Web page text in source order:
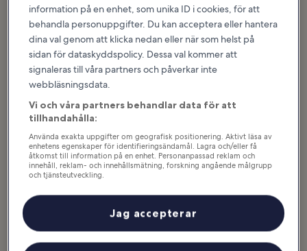
Att tro att en coffeeshop är ett kafé är ett vanligt misstag som
många gör när de besöker Amsterdam. Stadens coffeeshops är
någonting annat än traditionella kaféer. Några av dem säljer
faktiskt kaffe och andra drycker, men de är framför allt platser för
att uppleva en av världens äldsta cannabiskulturer.
information på en enhet, som unika ID i cookies, för att
behandla personuppgifter. Du kan acceptera eller hantera
dina val genom att klicka nedan eller när som helst på
sidan för dataskyddspolicy. Dessa val kommer att
signaleras till våra partners och påverkar inte
webbläsningsdata.
Vi och våra partners behandlar data för att
tillhandahålla:
Använda exakta uppgifter om geografisk positionering. Aktivt läsa av
enhetens egenskaper för identifieringsändamål. Lagra och/eller få
åtkomst till information på en enhet. Personanpassad reklam och
innehåll, reklam- och innehållsmätning, forskning angående målgrupp
och tjänsteutveckling.
Jag accepterar